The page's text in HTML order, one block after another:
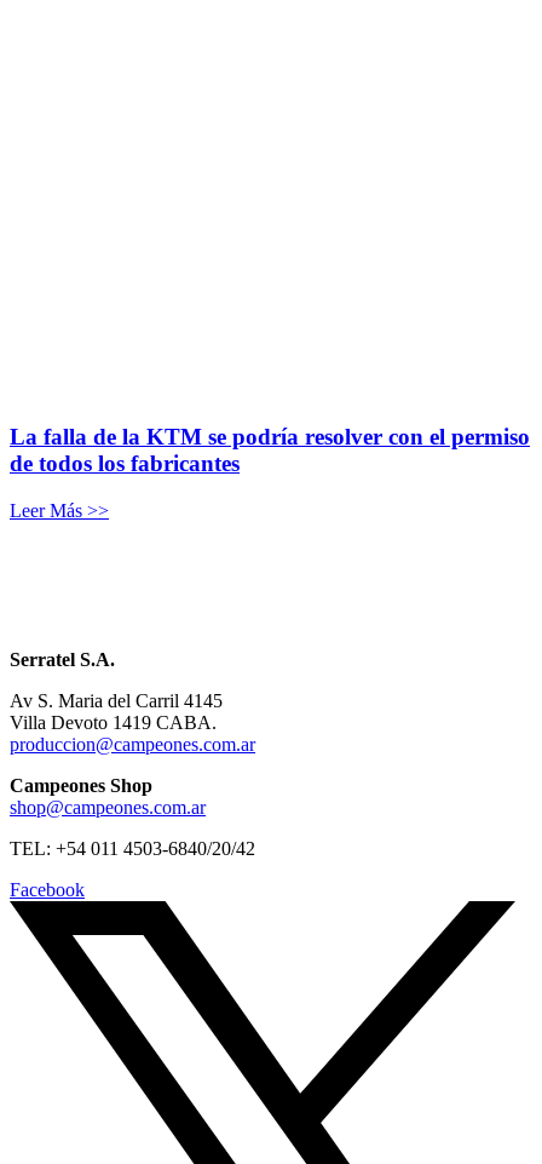
La falla de la KTM se podría resolver con el permiso
de todos los fabricantes
Leer Más >>
Serratel S.A.
Av S. Maria del Carril 4145
Villa Devoto 1419 CABA.
produccion@campeones.com.ar
Campeones Shop
shop@campeones.com.ar
TEL: +54 011 4503-6840/20/42
Facebook